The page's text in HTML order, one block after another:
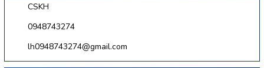
CSKH
0948743274
lh0948743274@gmail.com